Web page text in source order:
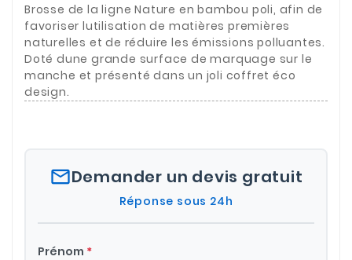
Brosse de la ligne Nature en bambou poli, afin de
favoriser lutilisation de matières premières
naturelles et de réduire les émissions polluantes.
Doté dune grande surface de marquage sur le
manche et présenté dans un joli coffret éco
design.
mail_outlineDemander un devis gratuit
Réponse sous 24h
Prénom *